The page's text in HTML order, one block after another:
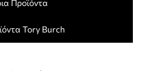
Προϊόντα
Tory Burch